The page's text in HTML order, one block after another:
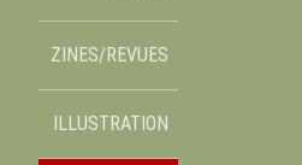
ZINES/REVUES
ILLUSTRATION